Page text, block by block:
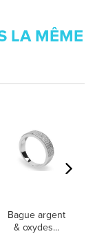
LA MÊME
Bague argent
& oxydes...